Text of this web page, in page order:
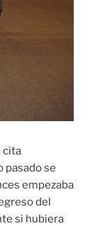
cita
pasado se
empezaba
del
si hubiera